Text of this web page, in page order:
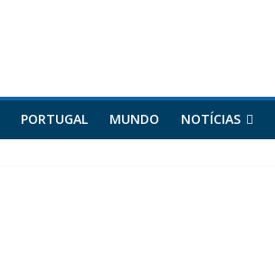
PORTUGAL MUNDO NOTÍCIAS